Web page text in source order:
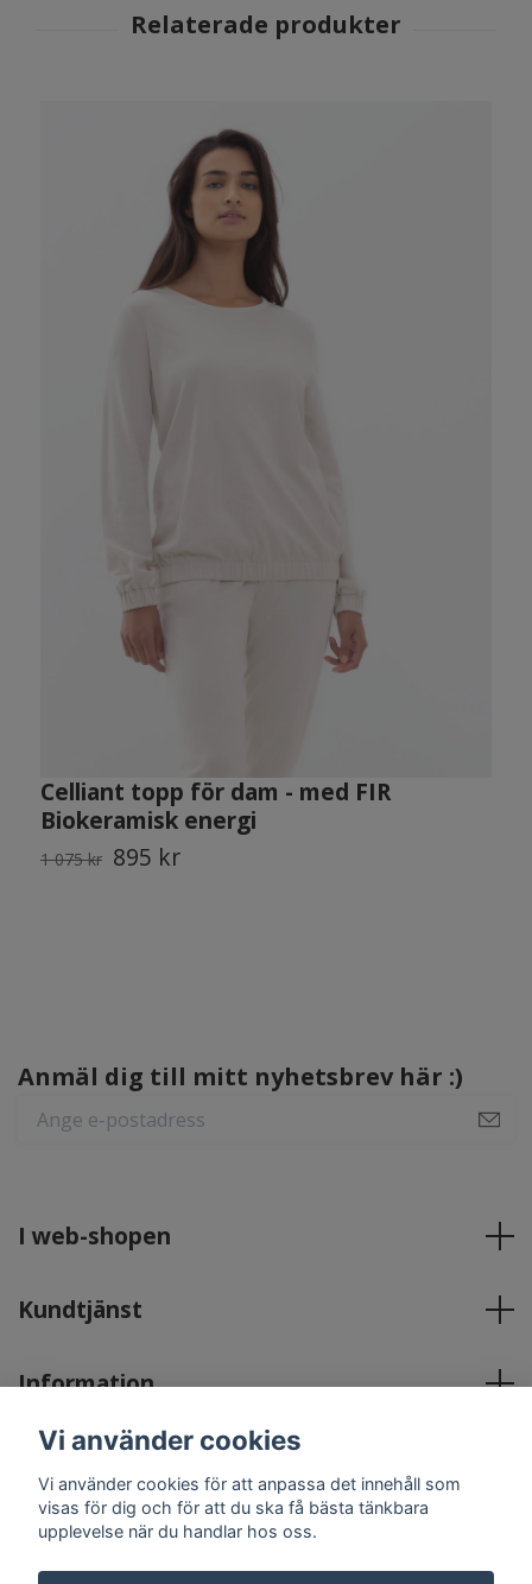
Celliant topp för dam - med FIR
Biokeramisk energi
1 075 kr 895 kr
Anmäl dig till mitt nyhetsbrev här :)
I web-shopen
Kundtjänst
Information
Sociala medier
Vi använder cookies
Vi använder cookies för att anpassa det innehåll som
visas för dig och för att du ska få bästa tänkbara
upplevelse när du handlar hos oss.